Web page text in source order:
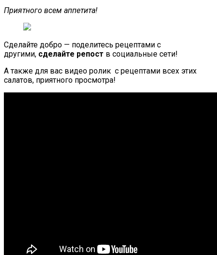
Приятного всем аппетита!
Сделайте добро — поделитесь рецептами с
другими, сделайте репост в социальные сети!
А также для вас видео ролик с рецептами всех этих
салатов, приятного просмотра!